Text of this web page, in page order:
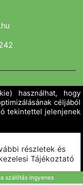
Agroker Zrt.
szállítás ingyenes